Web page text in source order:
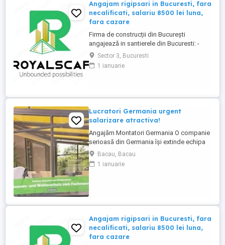
Angajam rigipsari in Bucuresti, fara
necalificati, salariu 8500 lei luna,
fara cazare
Firma de construcții din București
angajează in santierele din Bucuresti: -
RIGIPSAR si montator casetat Se ofera: -
angajare cu carte de munca - salariu de la
8500 lei luna în funcție de experienta, cu
intre salarii; - ...
Sector 3, Bucuresti
1 ianuarie
Lucratori Germania urgent
salarizare atractiva!
Angajăm Montatori Germania O companie
serioasă din Germania își extinde echipa
și caută minimum 2, ideal 4 montatori
pentru montajul de: acoperișuri pentru
terase; sisteme din aluminiu; sisteme
Bacau, Bacau
1 ianuarie
Angajam rigipsari in Bucuresti, fara
necalificati, salariu 8500 lei luna,
fara cazare